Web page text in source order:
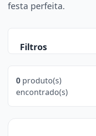
Mesas e cadeiras
DJ
festa perfeita.
Filtros
0 produto(s)
encontrado(s)